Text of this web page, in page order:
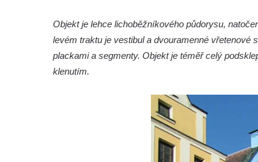
Rumburku
Budova čp. 1066/3 (Základní škola Tyršova)
Dům čp. 100/5 na Lužickém náměstí v
Objekt je lehce lichoběžníkového půdorysu,
levém traktu je vestibul a dvouramenné
plackami a segmenty. Objekt je téměř celý
klenutím.